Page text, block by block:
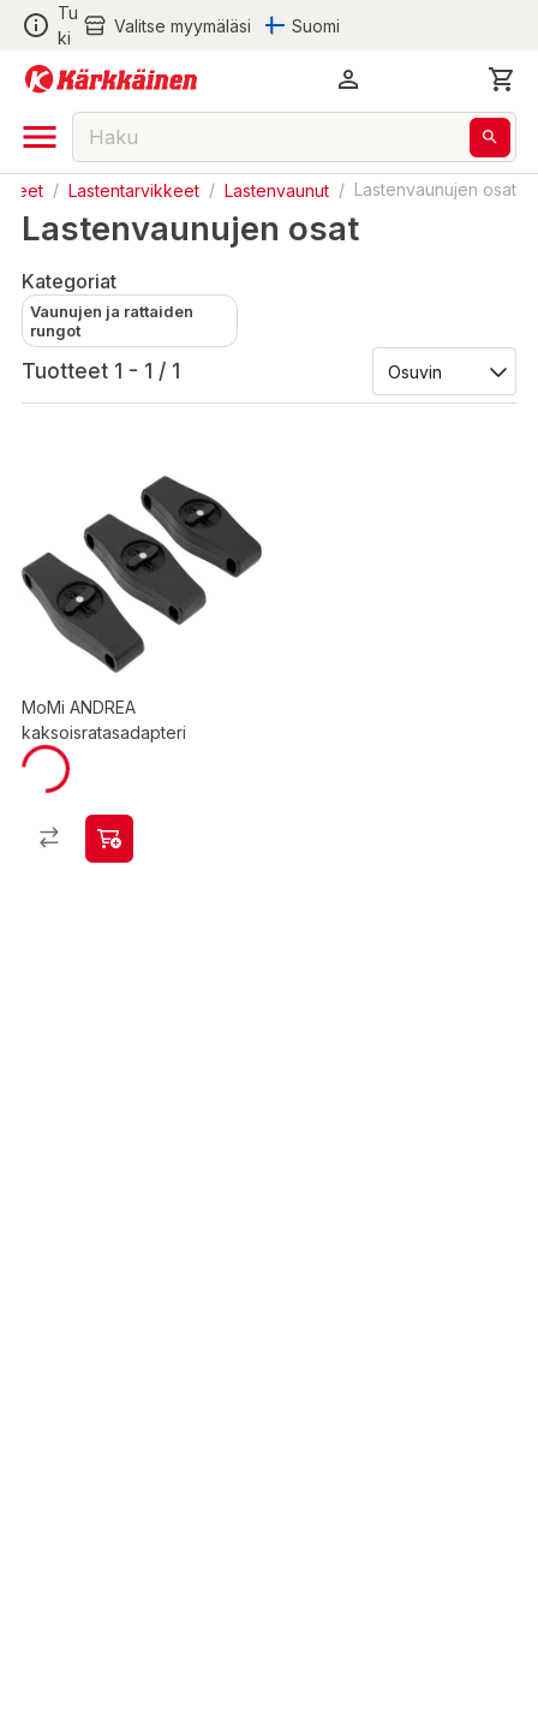
Tu
ki
Valitse myymäläsi Suomi
/ Lastentarvikkeet / Lastenvaunut / Lastenvaunujen osat
Lastenvaunujen osat
Kategoriat
Vaunujen ja rattaiden
rungot
Tuotteet 1 - 1 / 1
MoMi ANDREA
kaksoisratasadapteri